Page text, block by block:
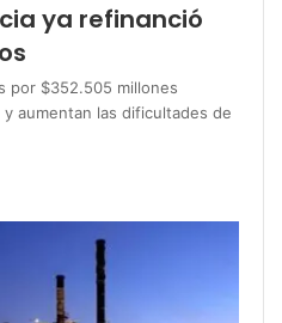
ya refinanció
por $352.505 millones
aumentan las dificultades de